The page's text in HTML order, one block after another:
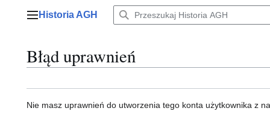
Menu główne
Historia AGH
Błąd uprawnień
Nie masz uprawnień do utworzenia tego konta użytkownika z